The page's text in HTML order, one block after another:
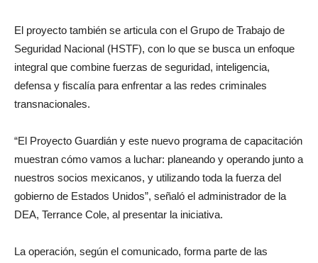
El proyecto también se articula con el Grupo de Trabajo de
Seguridad Nacional (HSTF), con lo que se busca un enfoque
integral que combine fuerzas de seguridad, inteligencia,
defensa y fiscalía para enfrentar a las redes criminales
transnacionales.
“El Proyecto Guardián y este nuevo programa de capacitación
muestran cómo vamos a luchar: planeando y operando junto a
nuestros socios mexicanos, y utilizando toda la fuerza del
gobierno de Estados Unidos”, señaló el administrador de la
DEA, Terrance Cole, al presentar la iniciativa.
La operación, según el comunicado, forma parte de las